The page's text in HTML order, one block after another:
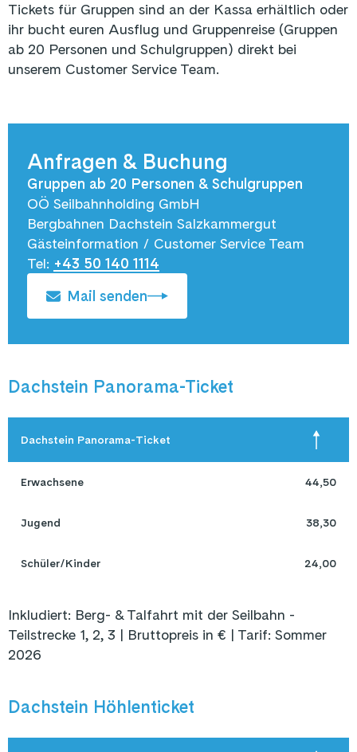
Tickets für Gruppen sind an der Kassa erhältlich oder
ihr bucht euren Ausflug und Gruppenreise (Gruppen
ab 20 Personen und Schulgruppen) direkt bei
unserem Customer Service Team.
Anfragen & Buchung
Gruppen ab 20 Personen & Schulgruppen
OÖ Seilbahnholding GmbH
Bergbahnen Dachstein Salzkammergut
Gästeinformation / Customer Service Team
Tel: +43 50 140 1114
Mail senden
Dachstein Panorama-Ticket
Dachstein Panorama-Ticket
Erwachsene 44,50
Jugend 38,30
Schüler/Kinder 24,00
Inkludiert: Berg- & Talfahrt mit der Seilbahn -
Teilstrecke 1, 2, 3 | Bruttopreis in € | Tarif: Sommer
2026
Dachstein Höhlenticket